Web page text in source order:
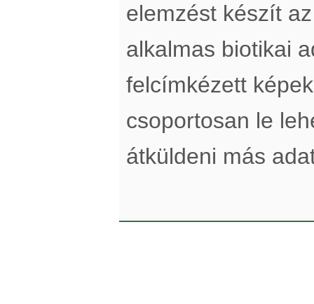
elemzést készít
alkalmas biotikai
felcímkézett
csoportosan le
átküldeni más